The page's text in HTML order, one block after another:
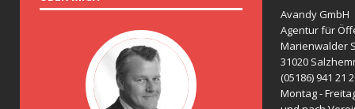
Avandy GmbH
Agentur für
Marienwalder
31020
(05186) 941 21
Montag -